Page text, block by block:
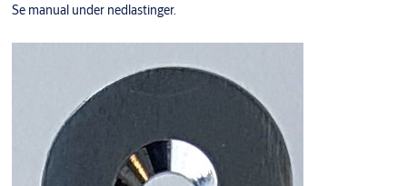
Se manual under nedlastinger.